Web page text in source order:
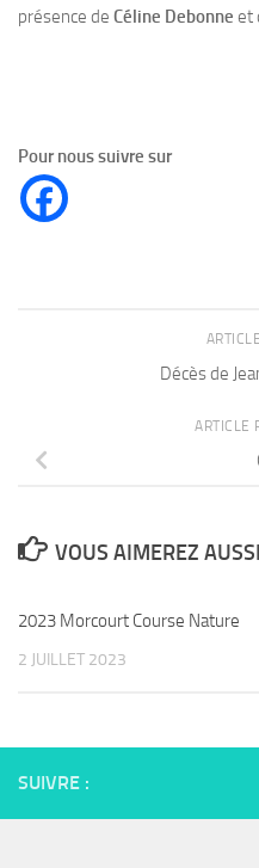
présence de Céline Debonne et
Pour nous suivre sur
Décès de
ARTICLE
VOUS AIMEREZ
2023 Morcourt Course Nature
2 JUILLET 2023
SUIVRE :